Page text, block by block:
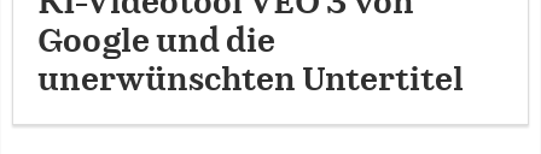
Google und die
unerwünschten Untertitel